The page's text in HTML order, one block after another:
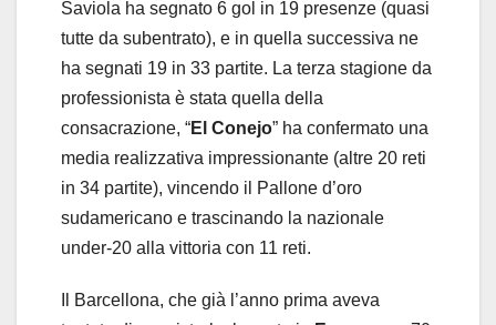
Saviola ha segnato 6 gol in 19 presenze (quasi
tutte da subentrato), e in quella successiva ne
ha segnati 19 in 33 partite. La terza stagione da
professionista è stata quella della
consacrazione, “El Conejo” ha confermato una
media realizzativa impressionante (altre 20 reti
in 34 partite), vincendo il Pallone d’oro
sudamericano e trascinando la nazionale
under-20 alla vittoria con 11 reti.
Il Barcellona, che già l’anno prima aveva